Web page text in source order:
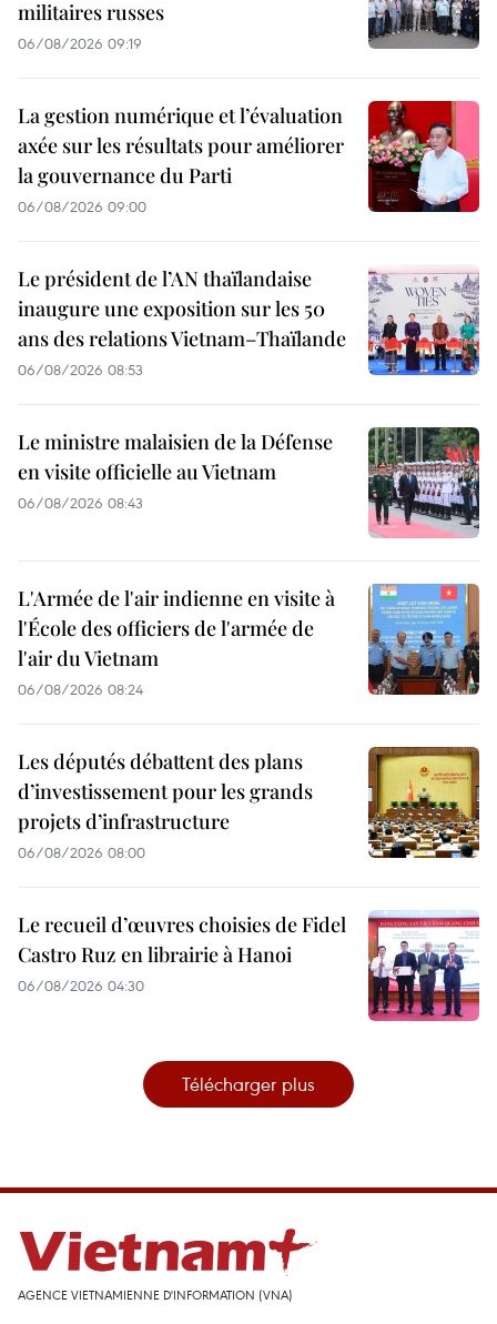
militaires russes
06/08/2026 09:19
La gestion numérique et l’évaluation
axée sur les résultats pour améliorer
la gouvernance du Parti
06/08/2026 09:00
Le président de l’AN thaïlandaise
inaugure une exposition sur les 50
ans des relations Vietnam–Thaïlande
06/08/2026 08:53
Le ministre malaisien de la Défense
en visite officielle au Vietnam
06/08/2026 08:43
L'Armée de l'air indienne en visite à
l'École des officiers de l'armée de
l'air du Vietnam
06/08/2026 08:24
Les députés débattent des plans
d’investissement pour les grands
projets d’infrastructure
06/08/2026 08:00
Le recueil d’œuvres choisies de Fidel
Castro Ruz en librairie à Hanoi
06/08/2026 04:30
Télécharger plus
AGENCE VIETNAMIENNE D'INFORMATION (VNA)